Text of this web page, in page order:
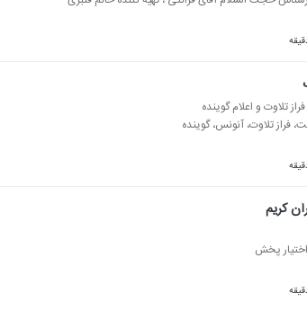
تلاوت و اعلام گوینده
فراز تلاوت، آنونس، گوینده
كریم
پخش